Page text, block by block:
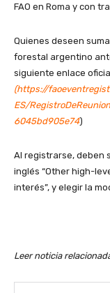
FAO en Roma y con
Quienes deseen
forestal argentino
siguiente enlace
(https://
ES/
6045bd905e74)
Al registrarse, deben
inglés “Other high-
interés”, y elegir la
Leer noticia